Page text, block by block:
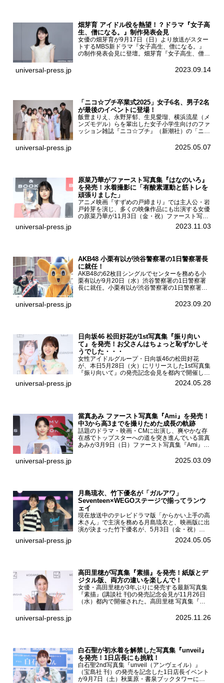
畑芽育 アイドル役を熱望！？ドラマ『女子高
生、僧になる。』制作発表会見
女優の畑芽育が9月17日（日）より放送がスター
トするMBS新ドラマ『女子高生、僧になる。』
の制作発表会見に登壇。畑芽育『女子高生、僧に
ーについて「下白石麦は頭にビックリマークと、
universal-press.jp 2023.09.14
「ニコ☆プチ卒業式2025」女子6名、男子2名
が最後のイベントに登場！
飯豊まりえ、永野芽郁、生見愛瑠、横浜流星（メ
ンズモデル）らを輩出した女子小学生向けのファ
ッション雑誌『ニコ☆プチ』（新潮社）の「ニコ
モード学園コクーンタワーで開催され、卒業モデ
universal-press.jp 2025.05.07
原菜乃華がファースト写真集『はなのいろ』
を発売！水着撮影に「有酸素運動と筋トレを
頑張りました」
アニメ映画『すずめの戸締まり』では主人公・岩
戸鈴芽を演じ、多くの映像作品にも出演する女優
の原菜乃華が11月3日（金・祝）ファースト写真
集『はなのいろ』発売記念イベントを
HMV&BOOKS SHIBUYAで開催した。原菜乃華フ
universal-press.jp 2023.11.03
AKB48 小栗有以が渋谷警察署の1日警察署長
に就任！
AKB48の62枚目シングルでセンターを務める小
栗有以が9月20日（水）渋谷警察署の1日警察署
長に就任。小栗有以が渋谷警察署の1日警察署長
での10日間実施される令和5年 秋の全国交通安全
universal-press.jp 2023.09.20
日向坂46 松田好花が1st写真集『振り向い
て』を発売！お父さんはちょっと恥ずかしそ
うでした・・・
女性アイドルグループ・日向坂46の松田好花
が、本日5月28日（火）にリリースした1st写真集
『振り向いて』の発売記念会見を都内で開催し
た。日向坂46 松田好花1st写真集『振り向いて』
発売記念会見写真集では日向坂46の松田好花を
universal-press.jp 2024.05.28
當真あみ ファースト写真集『Ami』を発売！
中3から高3までを撮りためた成長の軌跡
話題のドラマ・映画・CMに出演し、爽やかな存
在感でトップスターへの道を突き進んでいる當真
あみが3月9日（日）ファースト写真集『Ami』
BOOKS SHIBUYAで開催した。當真あみファース
universal-press.jp 2025.03.09
月島琉衣、竹下優名が「ガルアワ」
Seventeen×WEGOステージで揃ってランウ
ェイ
現在放送中のテレビドラマ版「からかい上手の高
木さん」で主演を務める月島琉衣と、映画版に出
演が決まった竹下優名が、5月3日（金・祝）東
京・国立代々木競技場第一体育館で開催されたフ
ァッション&音楽イベント『Rakuten GirlsAward
universal-press.jp 2024.05.05
高田里穂が写真集『素描』を発売！紙版とデ
ジタル版、両方の違いを楽しんで！
女優・高田里穂が3年ぶりに発売する最新写真集
『素描』(講談社 刊)の発売記念会見が11月26日
（水）都内で開催された。高田里穂 写真集『素
あなたです』(読売テレビ)に出演するなど女優と
universal-press.jp 2025.11.26
白石聖が初水着を解禁した写真集『unveil』
を発売！1日店長にも挑戦！
白石聖2nd写真集『unveil（アンヴェイル）』
（宝島社 刊）の発売を記念した1日店長イベント
が9月7日（土）秋葉原・書泉ブックタワーにて